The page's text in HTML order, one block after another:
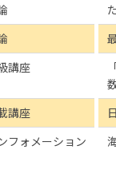
講座
講座
フォメーション